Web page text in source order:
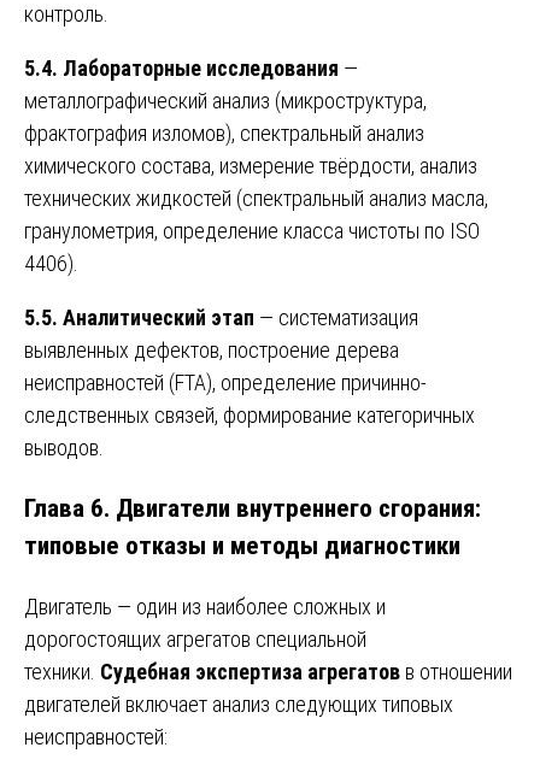
контроль.
5.4. Лабораторные исследования —
металлографический анализ (микроструктура,
фрактография изломов), спектральный анализ
химического состава, измерение твёрдости, анализ
технических жидкостей (спектральный анализ масла,
гранулометрия, определение класса чистоты по ISO
4406).
5.5. Аналитический этап — систематизация
выявленных дефектов, построение дерева
неисправностей (FTA), определение причинно-
следственных связей, формирование категоричных
выводов.
Глава 6. Двигатели внутреннего сгорания:
типовые отказы и методы диагностики
Двигатель — один из наиболее сложных и
дорогостоящих агрегатов специальной
техники. Судебная экспертиза агрегатов в отношении
двигателей включает анализ следующих типовых
неисправностей: